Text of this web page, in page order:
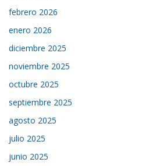
febrero 2026
enero 2026
diciembre 2025
noviembre 2025
octubre 2025
septiembre 2025
agosto 2025
julio 2025
junio 2025